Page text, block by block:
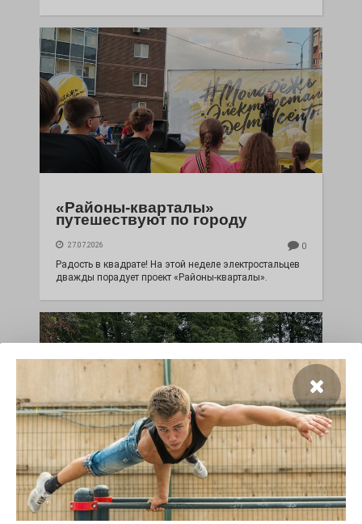
«Районы-кварталы»
путешествуют по городу
27.07.2026 0
Радость в квадрате! На этой неделе электростальцев
дважды порадует проект «Районы-кварталы».
100 футов под килем!
0